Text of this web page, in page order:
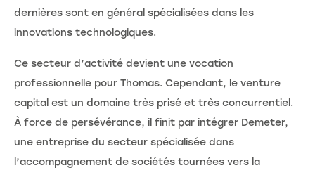
dernières sont en général spécialisées dans les
innovations technologiques.
Ce secteur d’activité devient une vocation
professionnelle pour Thomas. Cependant, le venture
capital est un domaine très prisé et très concurrentiel.
À force de persévérance, il finit par intégrer Demeter,
une entreprise du secteur spécialisée dans
l’accompagnement de sociétés tournées vers la